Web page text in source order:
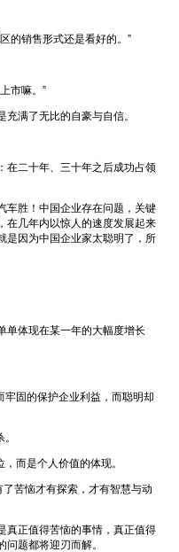
的销售形式还是看好的。”
市嘛。”
满了无比的自豪与自信。
二十年、三十年之后成功占领
胜！中国企业存在问题，关键
在几年内以惊人的速度发展起来
是因为中国企业家太聪明了，所
体现在某一年的大幅度增长
固的保护企业利益，而聪明却
而是个人价值的体现。
苦恼才有探索，才有智慧与动
正值得苦恼的事情，真正值得
题都将迎刃而解。